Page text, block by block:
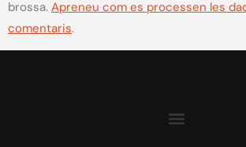
brossa. Apreneu com es processen les
comentaris.